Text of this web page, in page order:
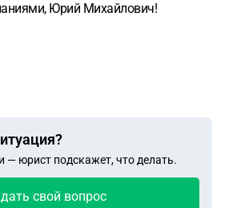
Юрий Михайлович!
— юрист подскажет, что делать.
свой вопрос